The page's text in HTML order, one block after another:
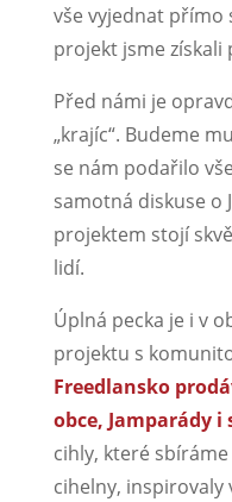
vše vyjednat přímo
projekt jsme
Před námi je
„krajíc“. Budeme
se nám podařilo
samotná diskuse o
projektem stojí
lidí.
Úplná pecka je i v
projektu s
Freedlansko
obce, Jamparády i
cihly, které
cihelny, inspirovaly